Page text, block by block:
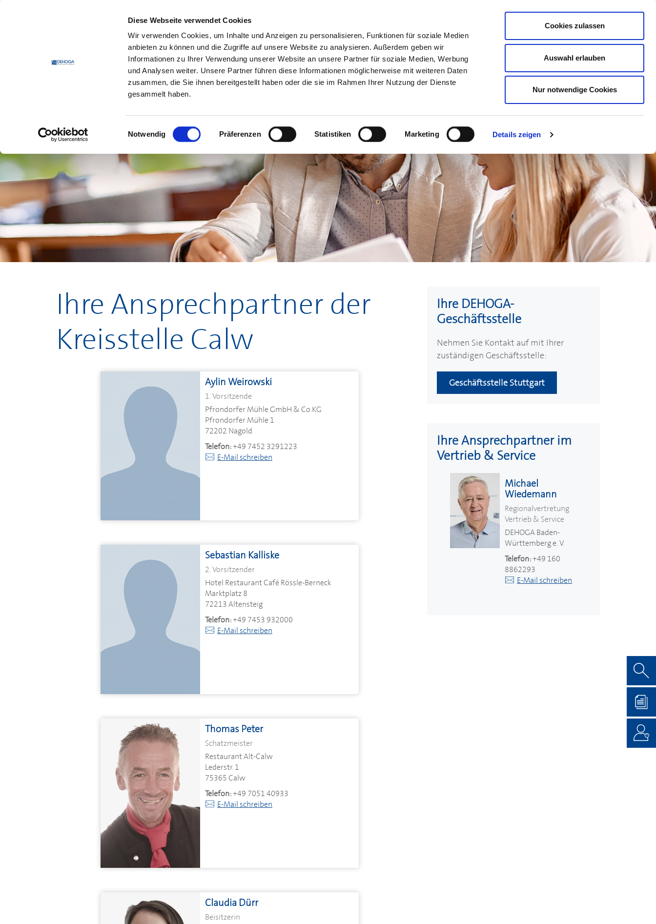
Diese Webseite verwendet Cookies
Wir verwenden Cookies, um Inhalte und Anzeigen zu personalisieren, Funktionen für soziale Medien
anbieten zu können und die Zugriffe auf unsere Website zu analysieren. Außerdem geben wir
Informationen zu Ihrer Verwendung unserer Website an unsere Partner für soziale Medien, Werbung
und Analysen weiter. Unsere Partner führen diese Informationen möglicherweise mit weiteren Daten
zusammen, die Sie ihnen bereitgestellt haben oder die sie im Rahmen Ihrer Nutzung der Dienste
gesammelt haben.
Einwilligungsauswahl
Notwendig Präferenzen Statistiken Marketing Details zeigen
Cookies zulassen
Auswahl erlauben
Nur notwendige Cookies
DEHOGA MITMACHEN INFORMIEREN SPAREN & PARTNER BERATEN AUSZEICHNEN
Ihre Ansprechpartner der
Kreisstelle Calw
Aylin Weirowski
1. Vorsitzende
Pfrondorfer Mühle GmbH & Co.KG
Pfrondorfer Mühle 1
72202 Nagold
Telefon:+49 7452 3291223
E-Mail schreiben
Sebastian Kalliske
2. Vorsitzender
Hotel Restaurant Café Rössle-Berneck
Marktplatz 8
72213 Altensteig
Telefon:+49 7453 932000
E-Mail schreiben
Thomas Peter
Schatzmeister
Restaurant Alt-Calw
Lederstr. 1
75365 Calw
Telefon:+49 7051 40933
E-Mail schreiben
Claudia Dürr
Beisitzerin
Ihre DEHOGA-
Geschäftsstelle
Nehmen Sie Kontakt auf mit Ihrer
zuständigen Geschäftsstelle:
Geschäftsstelle Stuttgart
Ihre Ansprechpartner im
Vertrieb & Service
Michael
Wiedemann
Regionalvertretung
Vertrieb & Service
DEHOGABaden-
Württemberg e. V.
Telefon:+49 160
8862293
E-Mail schreiben